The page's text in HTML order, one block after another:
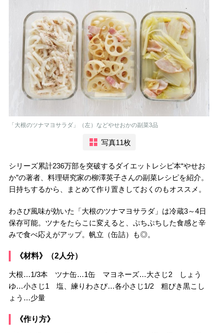
「大根のツナマヨサラダ」（左）などやせおかの副菜3品
写真11枚
シリーズ累計236万部を突破するダイエットレシピ本“やせお
か”の著者、料理研究家の柳澤英子さんの副菜レシピを紹介。
日持ちするから、まとめて作り置きしておくのもオススメ。
わさび風味が効いた「大根のツナマヨサラダ」は冷蔵3～4日
保存可能。ツナをたらこに変えると、ぷちぷちした食感と辛
みで食べ応えがアップ。帆立（缶詰）も◎。
《材料》（2人分）
大根…1/3本 ツナ缶…1缶 マヨネーズ…大さじ2 しょう
ゆ…小さじ1 塩、練りわさび…各小さじ1/2 粗びき黒こし
ょう…少量
《作り方》